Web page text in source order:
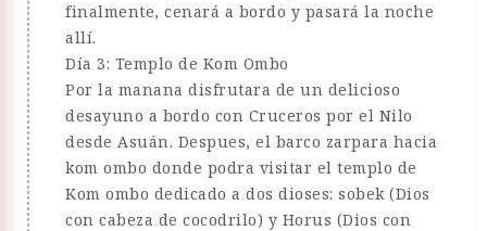
finalmente, cenará a bordo y pasará la noche
allí.
Día 3: Templo de Kom Ombo
Por la manana disfrutara de un delicioso
desayuno a bordo con Cruceros por el Nilo
desde Asuán. Despues, el barco zarpara hacia
kom ombo donde podra visitar el templo de
Kom ombo dedicado a dos dioses: sobek (Dios
con cabeza de cocodrilo) y Horus (Dios con